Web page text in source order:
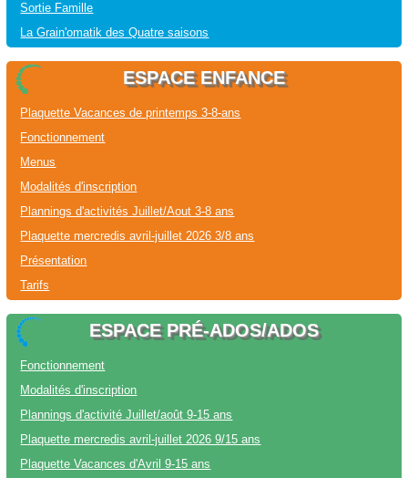
Sortie Famille
La Grain'omatik des Quatre saisons
ESPACE ENFANCE
Plaquette Vacances de printemps 3-8-ans
Fonctionnement
Menus
Modalités d'inscription
Plannings d'activités Juillet/Aout 3-8 ans
Plaquette mercredis avril-juillet 2026 3/8 ans
Présentation
Tarifs
ESPACE PRÉ-ADOS/ADOS
Fonctionnement
Modalités d'inscription
Plannings d'activité Juillet/août 9-15 ans
Plaquette mercredis avril-juillet 2026 9/15 ans
Plaquette Vacances d'Avril 9-15 ans